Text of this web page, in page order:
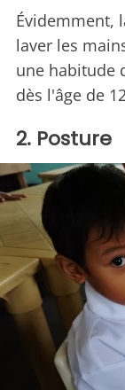
Évidemment,
laver les
une habitude
dès l'âge de
2. Posture